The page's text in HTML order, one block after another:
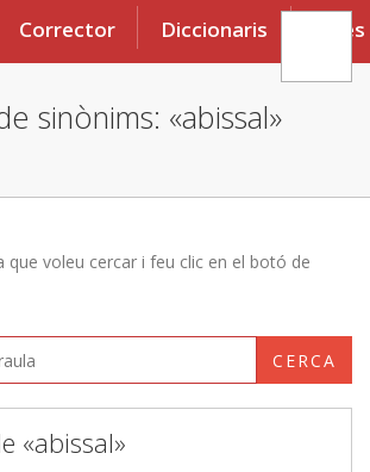
Corrector Diccionaris Eines
sinònims: «abissal»
que voleu cercar i feu clic en el botó de
CERCA
«abissal»